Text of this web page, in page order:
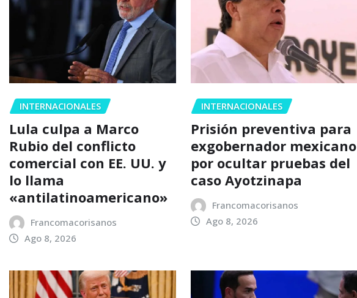
INTERNACIONALES
Lula culpa a Marco
Rubio del conflicto
comercial con EE. UU. y
lo llama
«antilatinoamericano»
Francomacorisanos
Ago 8, 2026
INTERNACIONALES
Prisión preventiva para
exgobernador mexicano
por ocultar pruebas del
caso Ayotzinapa
Francomacorisanos
Ago 8, 2026